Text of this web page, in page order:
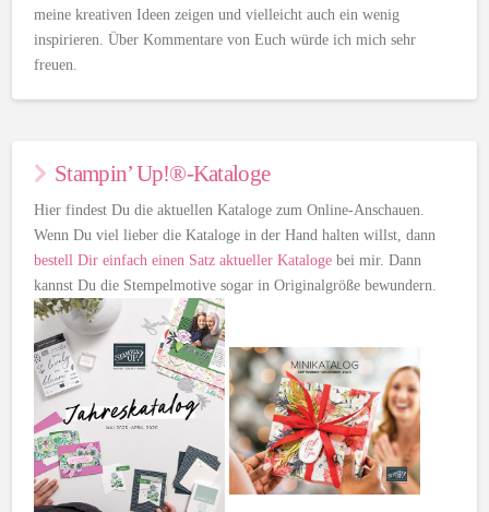
meine kreativen Ideen zeigen und vielleicht auch ein wenig
inspirieren. Über Kommentare von Euch würde ich mich sehr
freuen.
Stampin’ Up!®-Kataloge
Hier findest Du die aktuellen Kataloge zum Online-Anschauen.
Wenn Du viel lieber die Kataloge in der Hand halten willst, dann
bestell Dir einfach einen Satz aktueller Kataloge bei mir. Dann
kannst Du die Stempelmotive sogar in Originalgröße bewundern.